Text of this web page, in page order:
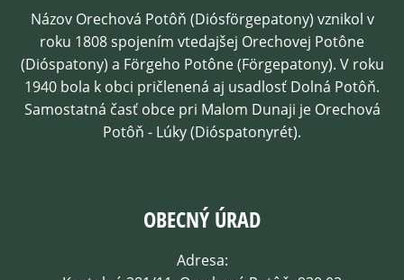
Názov Orechová Potôň (Diósförgepatony) vznikol v
roku 1808 spojením vtedajšej Orechovej Potône
(Dióspatony) a Förgeho Potône (Förgepatony). V roku
1940 bola k obci pričlenená aj usadlosť Dolná Potôň.
Samostatná časť obce pri Malom Dunaji je Orechová
Potôň - Lúky (Dióspatonyrét).
OBECNÝ ÚRAD
Adresa: